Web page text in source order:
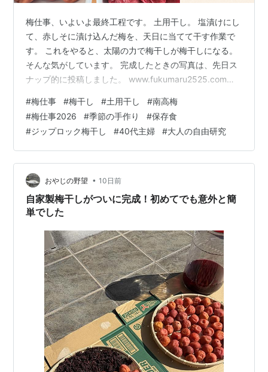
梅仕事、いよいよ最終工程です。 土用干し。 塩漬けにし
て、赤しそに漬け込んだ梅を、天日に当てて干す作業で
す。 これをやると、太陽の力で梅干しが梅干しになる。
そんな気がしています。 完成したときの写真は、先日ス
ナップ的に投稿しました。 www.fukumaru2525.com
す。 今回は、3日間の変化を観察日記のように写真で追
いかけてみました。夏休みの自由研究気分で、大人がや
る土用干し記録です。 梅仕事も、これで2年目。 去年は
「初めての梅干し作り」から始まって、追熟、塩漬け、
赤しそ漬けと進めてきたシリーズの、集大成です。 ▼こ
れまでの梅仕事の記…
#梅仕事 #梅干し #土用干し #南高梅
#梅仕事2026 #季節の手作り #保存食
#ジップロック梅干し #40代主婦 #大人の自由研究
おやじの野望 • 10日前
自家製梅干しがついに完成！初めてでも意外と簡
単でした